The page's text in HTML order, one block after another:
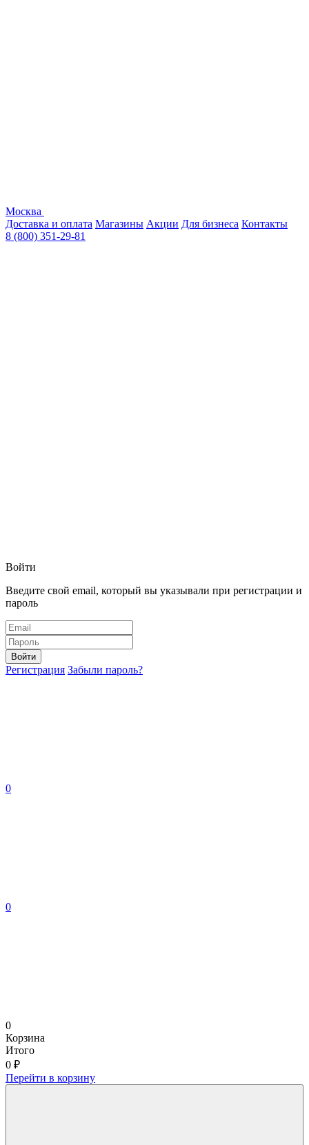
Москва
Доставка и оплата Магазины Акции Для бизнеса Контакты
8 (800) 351-29-81
Войти
Введите свой email, который вы указывали при регистрации и
пароль
Войти
Регистрация Забыли пароль?
0
0
0
Корзина
Итого
0 ₽
Перейти в корзину